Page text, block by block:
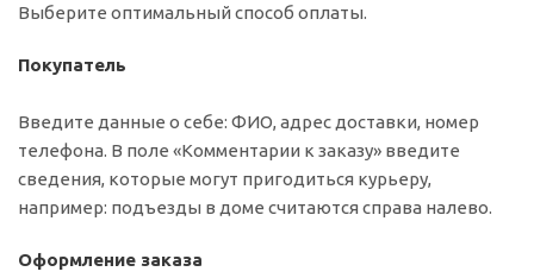
Выберите оптимальный способ оплаты.
Покупатель
Введите данные о себе: ФИО, адрес доставки, номер
телефона. В поле «Комментарии к заказу» введите
сведения, которые могут пригодиться курьеру,
например: подъезды в доме считаются справа налево.
Оформление заказа